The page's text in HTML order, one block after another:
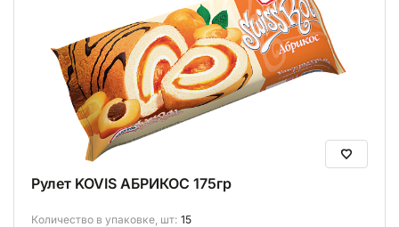
Рулет KOVIS АБРИКОС 175гр
Количество в упаковке, шт: 15